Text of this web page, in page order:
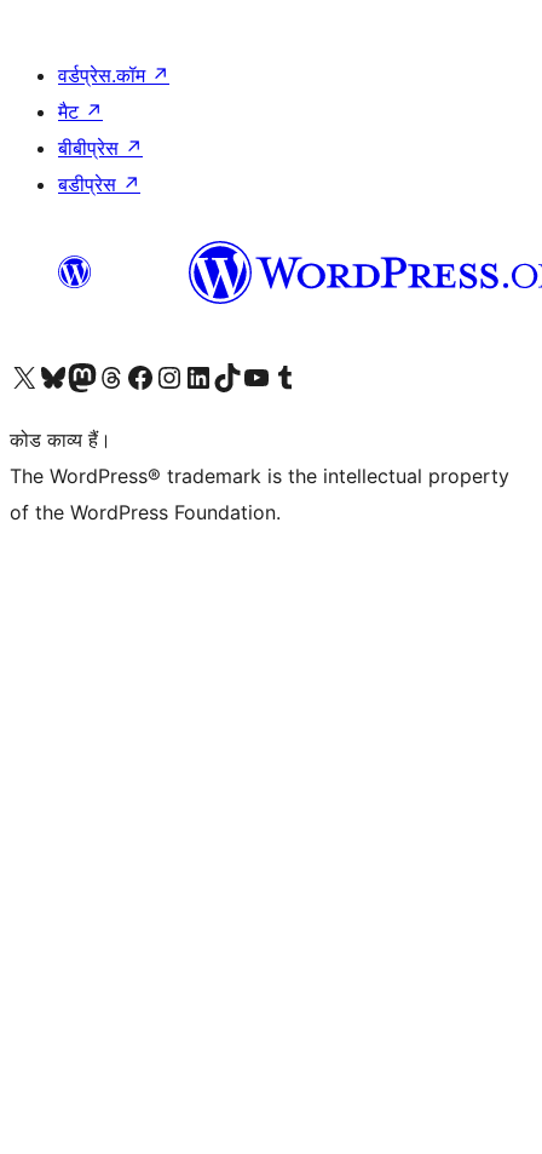
वर्डप्रेस.कॉम ↗
मैट ↗
बीबीप्रेस ↗
बडीप्रेस ↗
Visit our X (formerly Twitter) account
हमारे बलुस्की खाते पर जाएँVisit our Mastodon account
हमारे थ्रेड्स अकाउंट पर जाएंहमारे फेसबुक पेज पर जाएँहमारे इंस्टाग्राम अकाउंट पर जाएंहमारे लिंक्डइन खाते पर जाएँहमारे टिकटॉक खाते पर जाएँहमारे यूट्यूब चैनल पर जाएंहमारे Tumblr खाते पर जाएँ
कोड काव्य हैं।
The WordPress® trademark is the intellectual property
of the WordPress Foundation.